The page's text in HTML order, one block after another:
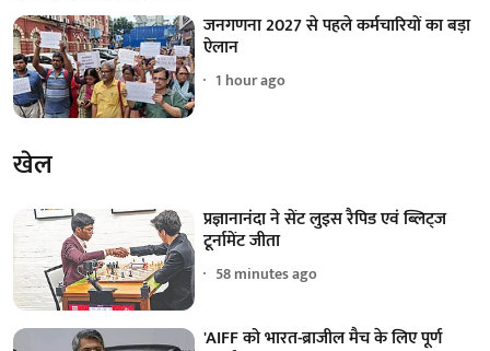
जनगणना 2027 से पहले कर्मचारियों का बड़ा
ऐलान
1 hour ago
खेल
प्रज्ञानानंदा ने सेंट लुइस रैपिड एवं ब्लिट्ज
टूर्नामेंट जीता
58 minutes ago
'AIFF को भारत-ब्राजील मैच के लिए पूर्ण